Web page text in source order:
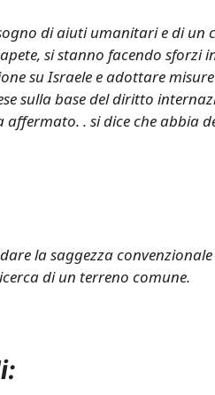
di aiuti umanitari e di un
si stanno facendo sforzi
su Israele e adottare misure
sulla base del diritto
. si dice che abbia
la saggezza convenzionale
di un terreno comune.